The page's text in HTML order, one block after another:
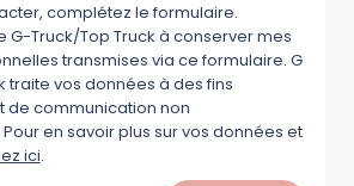
complétez le formulaire.
G-Truck/Top Truck à conserver mes
transmises via ce formulaire. G
traite vos données à des fins
de communication non
en savoir plus sur vos données et
ici.